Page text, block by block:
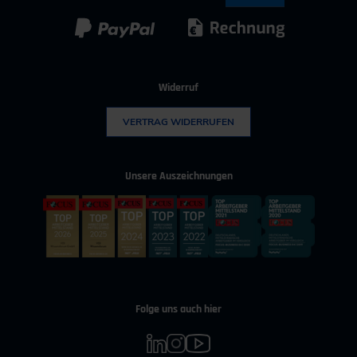
Widerruf
VERTRAG WIDERRUFEN
Unsere Auszeichnungen
Folge uns auch hier